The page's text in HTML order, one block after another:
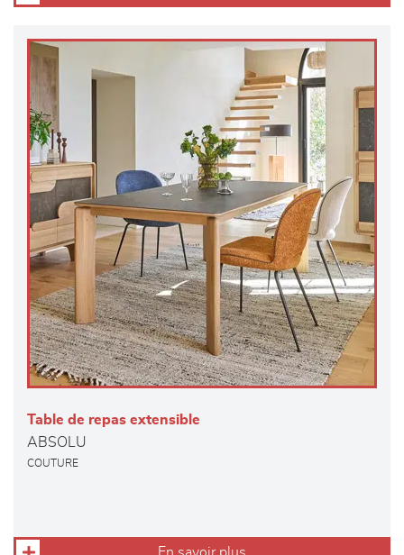
Table de repas extensible
ABSOLU
COUTURE